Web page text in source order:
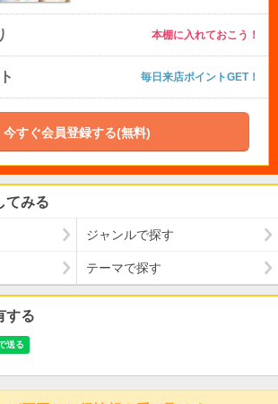
本棚に入れておこう！
毎日来店ポイントGET！
今すぐ会員登録する(無料)
てみる
ジャンルで探す
テーマで探す
する